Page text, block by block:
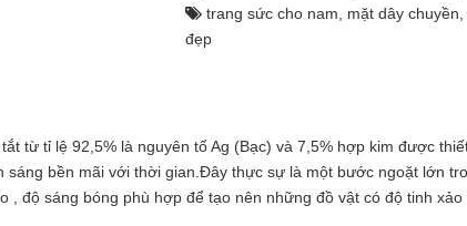
trang sức cho nam
mặt dây chuyền
đẹp
từ tỉ lệ 92,5% là nguyên tố Ag (Bạc) và 7,5% hợp kim được
sáng bền mãi với thời gian.Đây thực sự là một bước ngoặt lớn
, độ sáng bóng phù hợp để tạo nên những đồ vật có độ tinh